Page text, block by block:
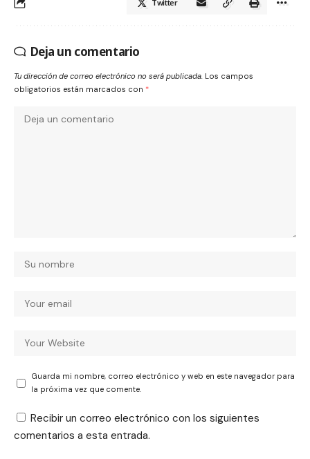
Twitter
Deja un comentario
Tu dirección de correo electrónico no será publicada. Los campos
obligatorios están marcados con *
Guarda mi nombre, correo electrónico y web en este navegador para
la próxima vez que comente.
Recibir un correo electrónico con los siguientes
comentarios a esta entrada.